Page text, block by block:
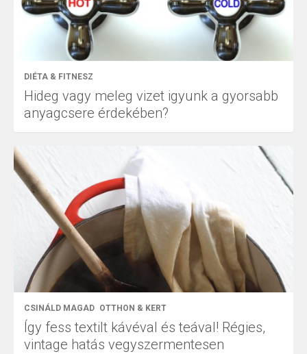
DIÉTA & FITNESZ
Hideg vagy meleg vizet igyunk a gyorsabb
anyagcsere érdekében?
CSINÁLD MAGAD OTTHON & KERT
Így fess textilt kávéval és teával! Régies,
vintage hatás vegyszermentesen